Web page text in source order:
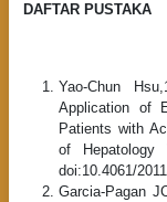
DAFTAR PUSTAKA
Yao-Chun
Application of
Patients with
of Hepatology
doi:10.4061/
Garcia-Pagan